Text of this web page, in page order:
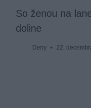
So ženou na
doline
Deny 22.